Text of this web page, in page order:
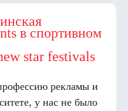
в спортивном
star festivals
рекламы и
у нас не было